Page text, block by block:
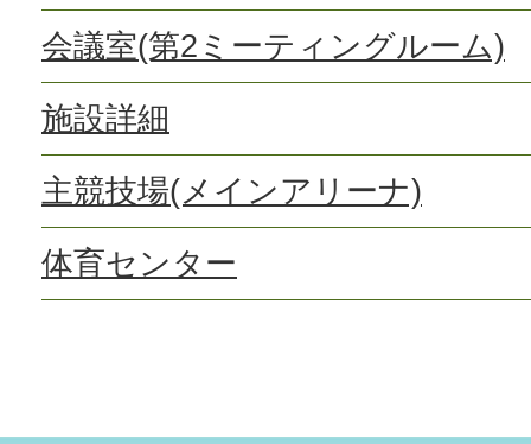
会議室(第2ミーティングルーム)
施設詳細
主競技場(メインアリーナ)
体育センター